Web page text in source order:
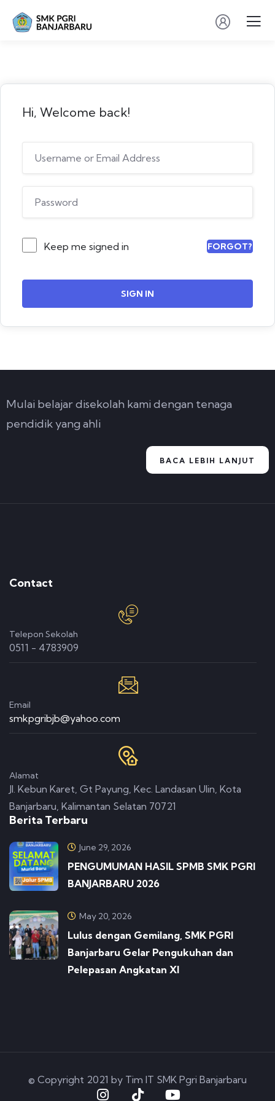
Hi, Welcome back!
Keep me signed in FORGOT?
SIGN IN
Mulai belajar disekolah kami dengan tenaga
pendidik yang ahli
BACA LEBIH LANJUT
Contact
Telepon Sekolah
0511 - 4783909
Email
smkpgribjb@yahoo.com
Alamat
Jl. Kebun Karet, Gt Payung, Kec. Landasan Ulin, Kota
Banjarbaru, Kalimantan Selatan 70721
Berita Terbaru
June 29, 2026
PENGUMUMAN HASIL SPMB SMK PGRI
BANJARBARU 2026
May 20, 2026
Lulus dengan Gemilang, SMK PGRI
Banjarbaru Gelar Pengukuhan dan
Pelepasan Angkatan XI
© Copyright 2021 by Tim IT SMK Pgri Banjarbaru